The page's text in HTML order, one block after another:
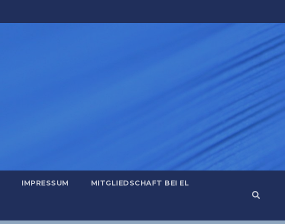
IMPRESSUM MITGLIEDSCHAFT BEI EL